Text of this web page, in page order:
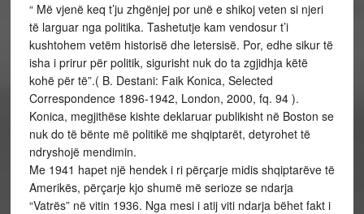
“ Më vjenë keq t’ju zhgënjej por unë e shikoj veten si njeri
të larguar nga politika. Tashetutje kam vendosur t’i
kushtohem vetëm historisë dhe letersisë. Por, edhe sikur të
isha i prirur për politik, sigurisht nuk do ta zgjidhja këtë
kohë për të”.( B. Destani: Faik Konica, Selected
Correspondence 1896-1942, London, 2000, fq. 94 ).
Konica, megjithëse kishte deklaruar publikisht në Boston se
nuk do të bënte më politikë me shqiptarët, detyrohet të
ndryshojë mendimin.
Me 1941 hapet një hendek i ri përçarje midis shqiptarëve të
Amerikës, përçarje kjo shumë më serioze se ndarja
“Vatrës” në vitin 1936. Nga mesi i atij viti ndarja bëhet fakt i